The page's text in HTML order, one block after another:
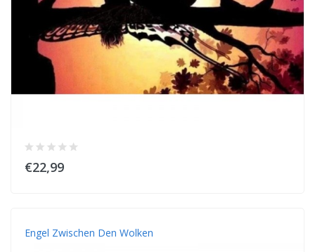
€22,99
Engel Zwischen Den Wolken